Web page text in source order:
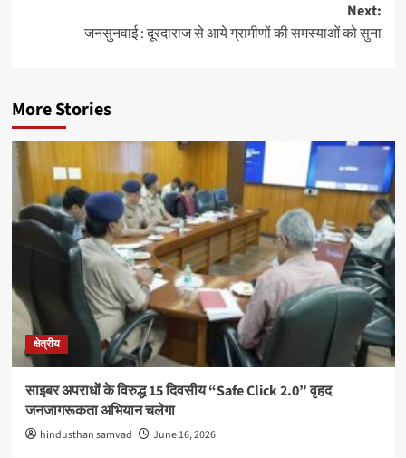
Next:
जनसुनवाई : दूरदाराज से आये ग्रामीणों की समस्याओं को सुना
More Stories
क्षेत्रीय
साइबर अपराधों के विरुद्ध 15 दिवसीय “Safe Click 2.0” वृहद
जनजागरूकता अभियान चलेगा
hindusthan samvad June 16, 2026